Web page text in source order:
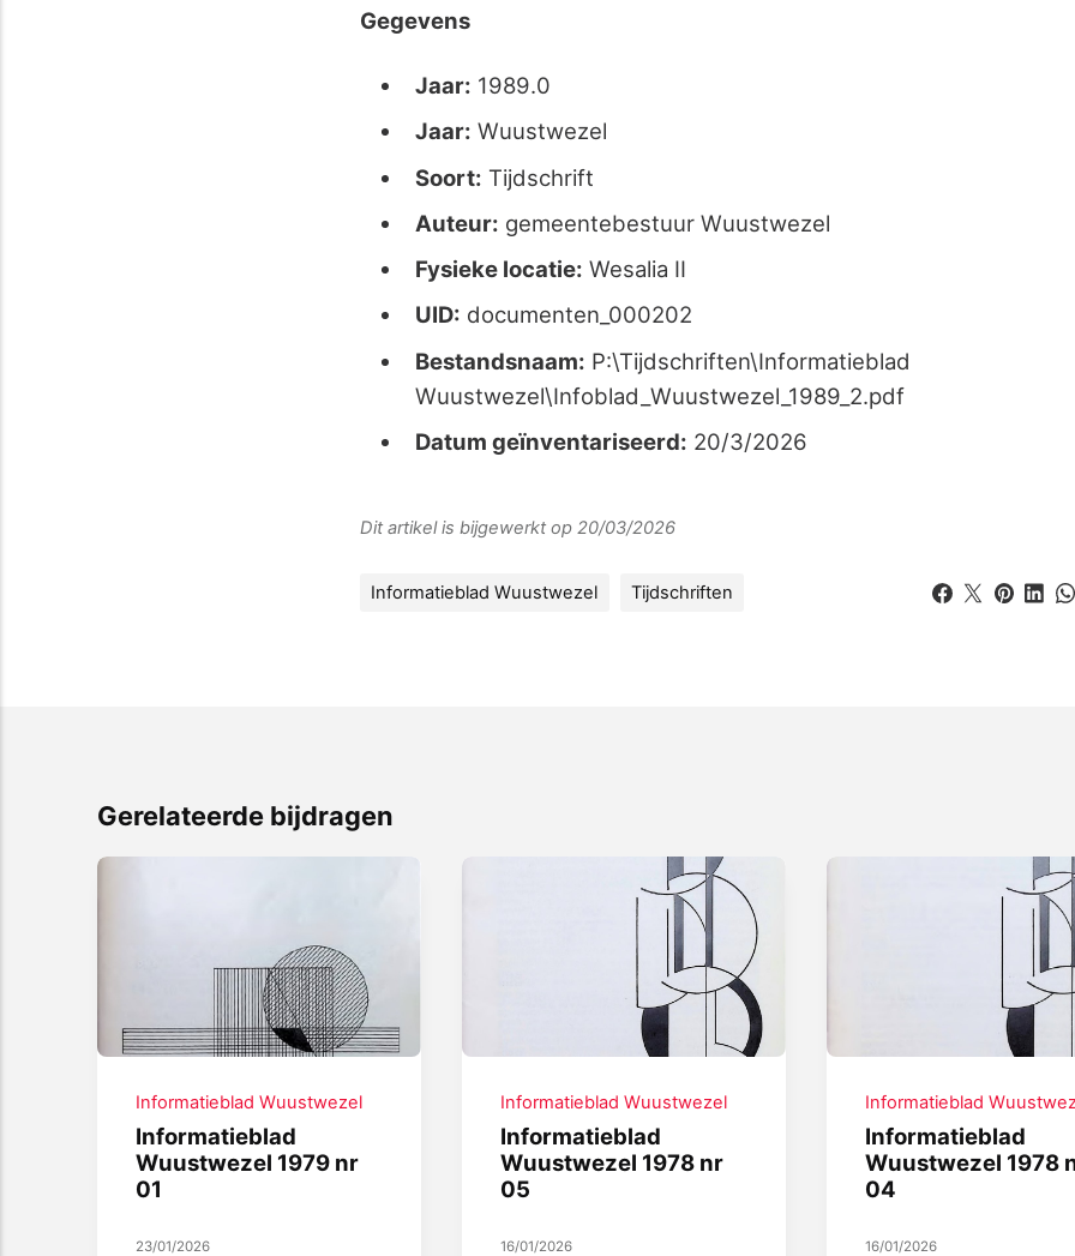
Gegevens
Jaar: 1989.0
Jaar: Wuustwezel
Soort: Tijdschrift
Auteur: gemeentebestuur Wuustwezel
Fysieke locatie: Wesalia II
UID: documenten_000202
Bestandsnaam: P:\Tijdschriften\Informatieblad
Wuustwezel\Infoblad_Wuustwezel_1989_2.pdf
Datum geïnventariseerd: 20/3/2026
Dit artikel is bijgewerkt op 20/03/2026
Informatieblad Wuustwezel Tijdschriften
Gerelateerde bijdragen
Informatieblad Wuustwezel
Informatieblad
Wuustwezel 1979 nr
01
23/01/2026
Informatieblad Wuustwezel
Informatieblad
Wuustwezel 1978 nr
05
16/01/2026
Informatieblad
Informatieblad
Wuustwezel 1978
04
16/01/2026